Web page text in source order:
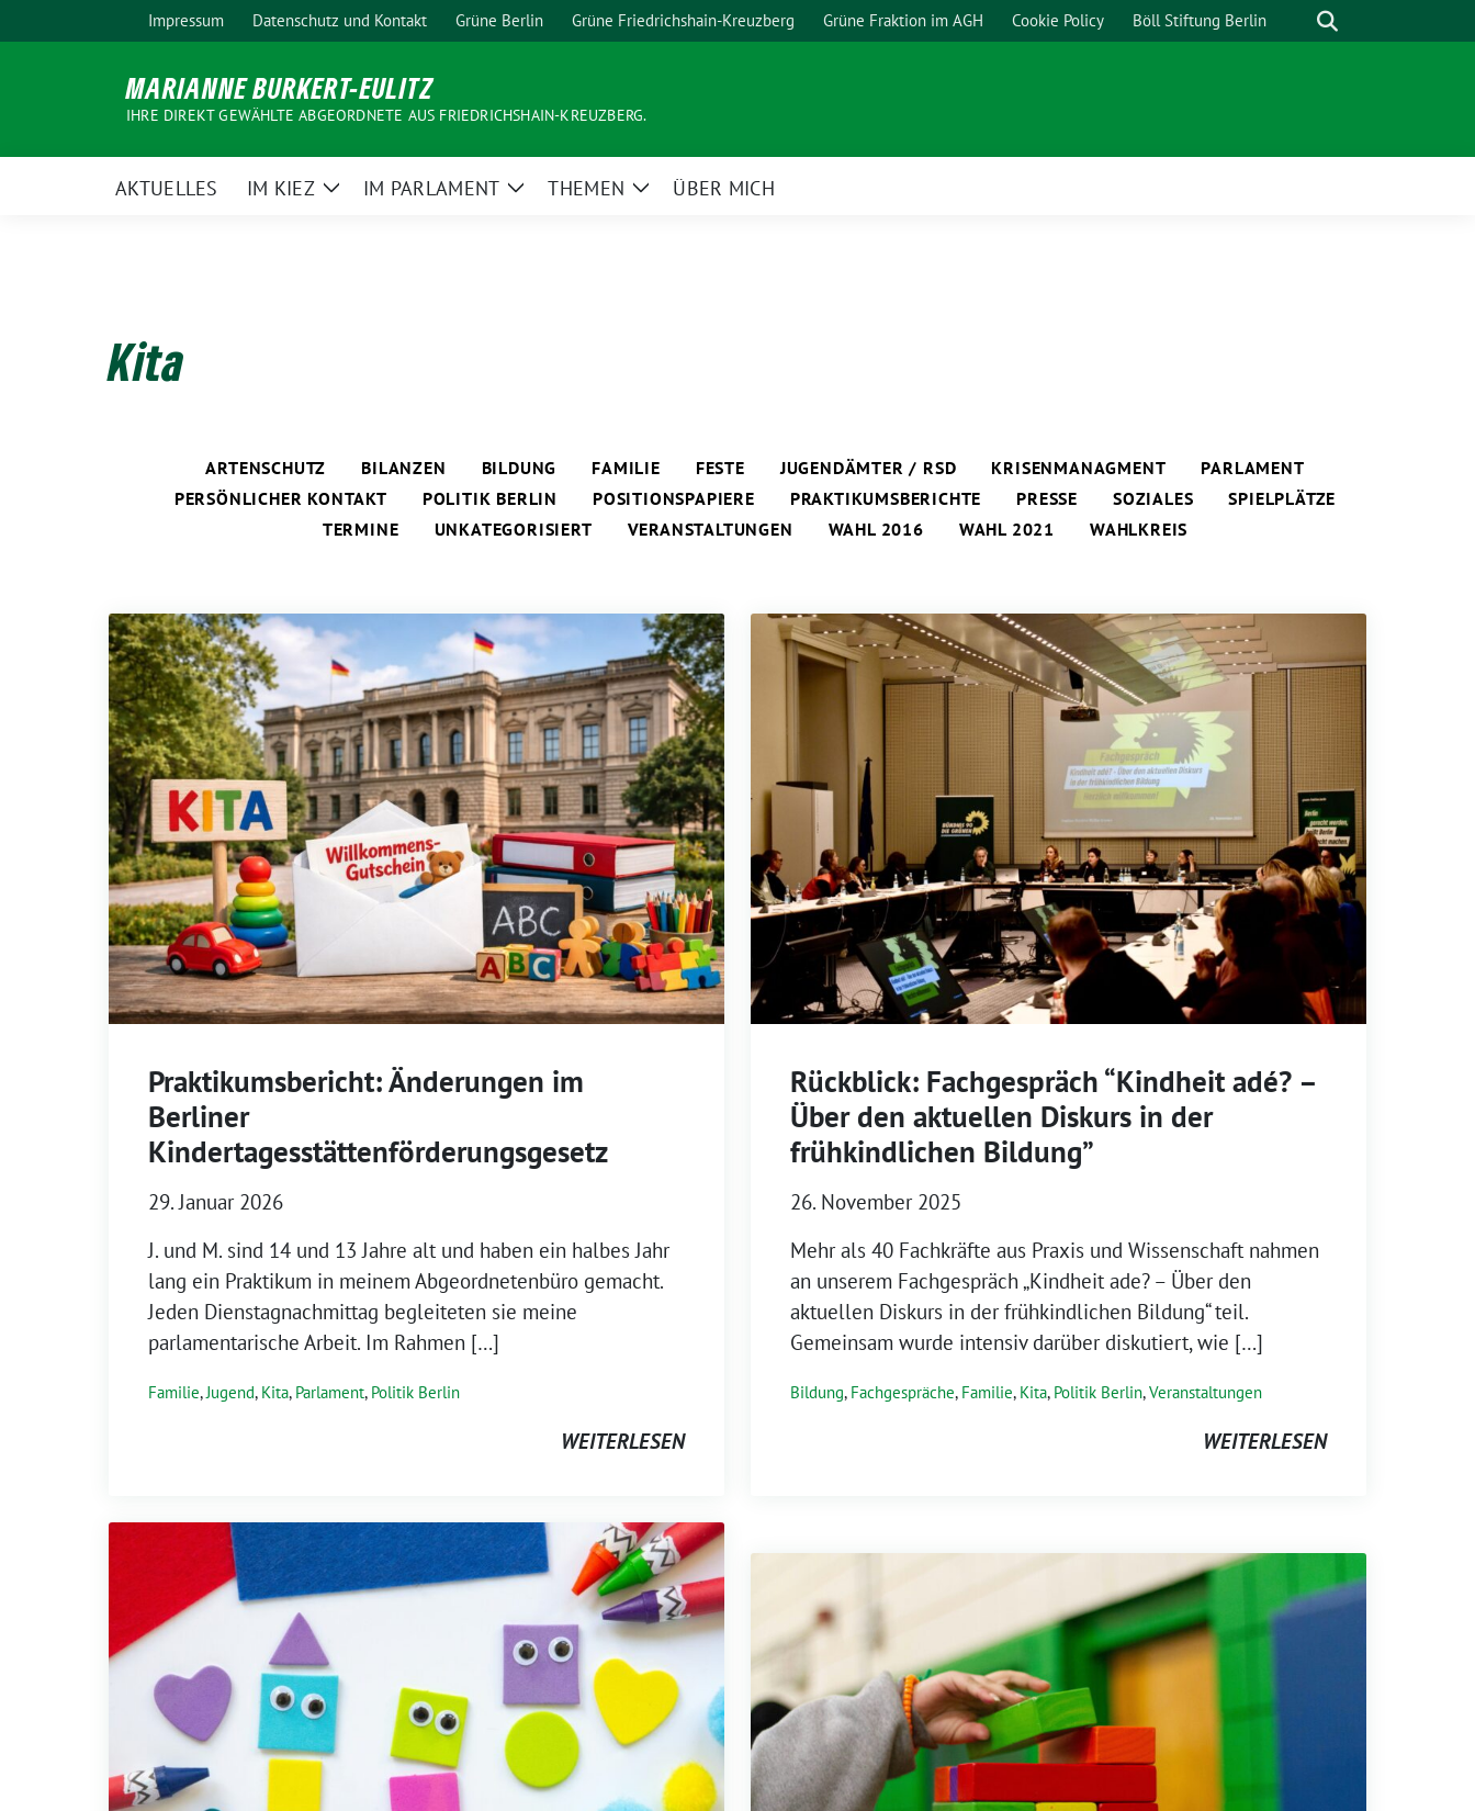
zum
Impressum Datenschutz und Kontakt Grüne Berlin Grüne Friedrichshain-Kreuzberg Grüne Fraktion im AGH Cookie Policy Böll Stiftung Berlin
MARIANNE BURKERT-EULITZ
IHRE DIREKT GEWÄHLTE ABGEORDNETE AUS FRIEDRICHSHAIN-KREUZBERG.
AKTUELLES IM KIEZ
ZeigeIM PARLAMENT
ZeigeTHEMEN
ZeigeÜBER MICH
Kita
ARTENSCHUTZ BILANZEN BILDUNG FAMILIE FESTE JUGENDÄMTER / RSD KRISENMANAGMENT
PARLAMENT
PERSÖNLICHER KONTAKT
POLITIK BERLIN POSITIONSPAPIERE PRAKTIKUMSBERICHTE PRESSE SOZIALES
SPIELPLÄTZE
TERMINE
UNKATEGORISIERT VERANSTALTUNGEN WAHL 2016 WAHL 2021 WAHLKREIS
Praktikumsbericht: Änderungen im
Berliner
Kindertagesstättenförderungsgesetz
29. Januar 2026
J. und M. sind 14 und 13 Jahre alt und haben ein halbes Jahr
lang ein Praktikum in meinem Abgeordnetenbüro gemacht.
Jeden Dienstagnachmittag begleiteten sie meine
parlamentarische Arbeit. Im Rahmen […]
Familie,Jugend, Kita, Parlament, Politik Berlin
WEITERLESEN
Rückblick: Fachgespräch “Kindheit adé? –
Über den aktuellen Diskurs in der
frühkindlichen Bildung”
26. November 2025
Mehr als 40 Fachkräfte aus Praxis und Wissenschaft nahmen
an unserem Fachgespräch „Kindheit ade? – Über den
aktuellen Diskurs in der frühkindlichen Bildung“ teil.
Gemeinsam wurde intensiv darüber diskutiert, wie […]
Bildung, Fachgespräche, Familie, Kita, Politik Berlin,Veranstaltungen
WEITERLESEN